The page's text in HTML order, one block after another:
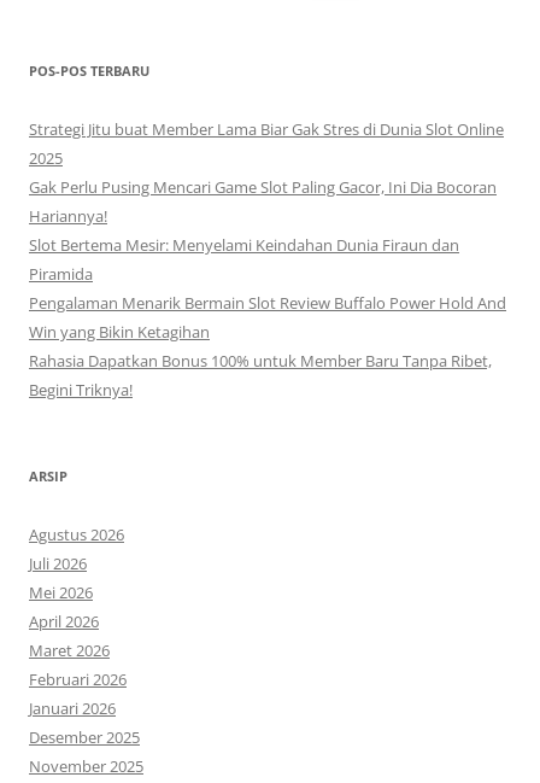
POS-POS TERBARU
Strategi Jitu buat Member Lama Biar Gak Stres di Dunia Slot Online
2025
Gak Perlu Pusing Mencari Game Slot Paling Gacor, Ini Dia Bocoran
Hariannya!
Slot Bertema Mesir: Menyelami Keindahan Dunia Firaun dan
Piramida
Pengalaman Menarik Bermain Slot Review Buffalo Power Hold And
Win yang Bikin Ketagihan
Rahasia Dapatkan Bonus 100% untuk Member Baru Tanpa Ribet,
Begini Triknya!
ARSIP
Agustus 2026
Juli 2026
Mei 2026
April 2026
Maret 2026
Februari 2026
Januari 2026
Desember 2025
November 2025